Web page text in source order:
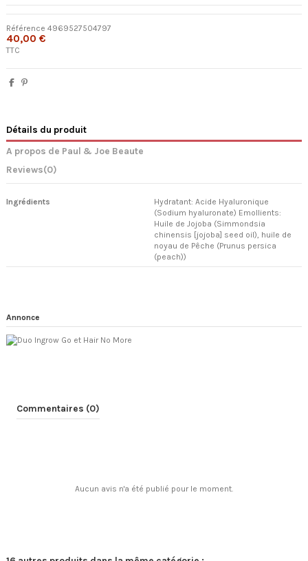
Référence 4969527504797
40,00 €
TTC
Détails du produit
A propos de Paul & Joe Beaute
Reviews(0)
Ingrédients
Hydratant: Acide Hyaluronique
(Sodium hyaluronate) Emollients:
Huile de Jojoba (Simmondsia
chinensis [jojoba] seed oil), huile de
noyau de Pêche (Prunus persica
(peach))
Annonce
Commentaires (0)
Aucun avis n'a été publié pour le moment.